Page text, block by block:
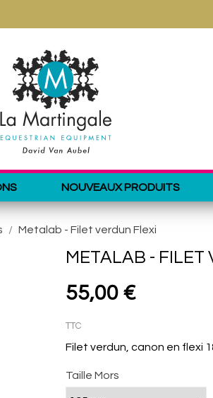
NOUVEAUX PRODUITS
Metalab - Filet verdun Flexi
METALAB - FILET
55,00 €
TTC
Filet verdun, canon en flexi
Taille Mors